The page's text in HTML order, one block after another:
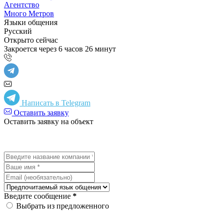
Агентство
Много Метров
Языки общения
Русский
Открыто сейчас
Закроется через 6 часов 26 минут
Написать в Telegram
Оставить заявку
Оставить заявку на объект
Введите сообщение *
Выбрать из предложенного